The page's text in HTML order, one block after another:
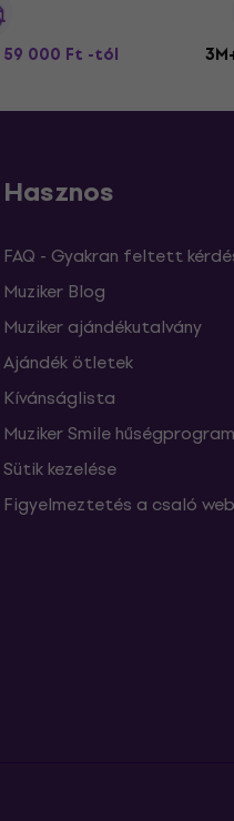
59 000 Ft -tól
Hasznos
FAQ - Gyakran feltett
Muziker Blog
Muziker ajándékutalvány
Ajándék ötletek
Kívánságlista
Muziker Smile hűségprogram
Sütik kezelése
Figyelmeztetés a csaló